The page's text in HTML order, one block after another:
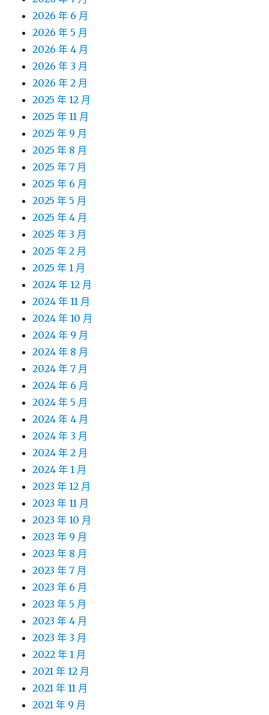
2026 年 6 月
2026 年 5 月
2026 年 4 月
2026 年 3 月
2026 年 2 月
2025 年 12 月
2025 年 11 月
2025 年 9 月
2025 年 8 月
2025 年 7 月
2025 年 6 月
2025 年 5 月
2025 年 4 月
2025 年 3 月
2025 年 2 月
2025 年 1 月
2024 年 12 月
2024 年 11 月
2024 年 10 月
2024 年 9 月
2024 年 8 月
2024 年 7 月
2024 年 6 月
2024 年 5 月
2024 年 4 月
2024 年 3 月
2024 年 2 月
2024 年 1 月
2023 年 12 月
2023 年 11 月
2023 年 10 月
2023 年 9 月
2023 年 8 月
2023 年 7 月
2023 年 6 月
2023 年 5 月
2023 年 4 月
2023 年 3 月
2022 年 1 月
2021 年 12 月
2021 年 11 月
2021 年 9 月